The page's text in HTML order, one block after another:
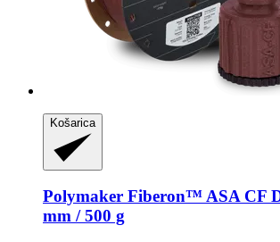
Košarica
Polymaker Fiberon™ ASA CF
mm / 500 g